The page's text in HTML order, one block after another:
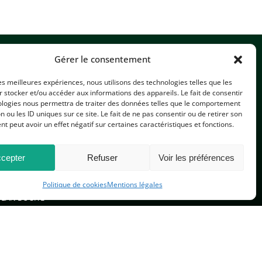
Gérer le consentement
meilleures expériences, nous utilisons des technologies telles que les
stocker et/ou accéder aux informations des appareils. Le fait de consentir
nous permettra de traiter des données telles que le comportement
ou les ID uniques sur ce site. Le fait de ne pas consentir ou de retirer son
peut avoir un effet négatif sur certaines caractéristiques et fonctions.
Refuser Voir les préférences
Politique de cookiesMentions légales
CONTACTEZ-NOUS
DU SITE